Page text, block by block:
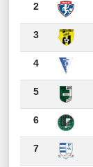
2
3
4
5
6
7